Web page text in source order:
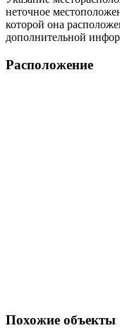
неточное
которой она
дополнительной
Расположение
Похожие объекты